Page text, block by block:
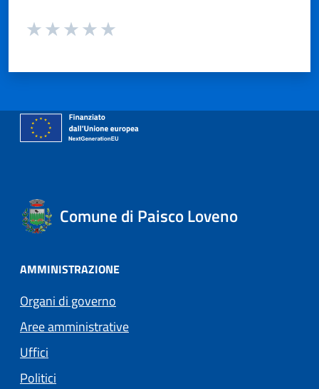
Valuta da 1 a 5 stelle la pagina
Comune di Paisco Loveno
AMMINISTRAZIONE
Organi di governo
Aree amministrative
Uffici
Politici